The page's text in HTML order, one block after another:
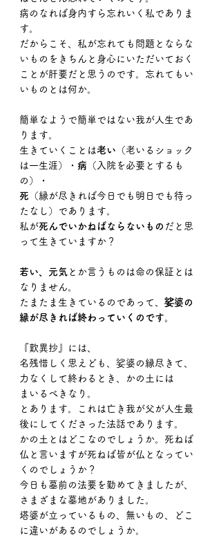
病のなれば身内すら忘れいく私でありま
す。
だからこそ、私が忘れても問題とならな
いものをきちんと身心にいただいておく
ことが肝要だと思うのです。忘れてもい
いものとは何か。
簡単なようで簡単ではない我が人生であ
ります。
生きていくことは老い （老いるショック
は一生涯）・ 病 （入院を必要とするも
の）・
死 （縁が尽きれば今日でも明日でも待っ
たなし）であります。
私が死んでいかねばならないもの だと思
って生きていますか？
若い、元気 とか言うものは命の保証とは
なりません。
たまたま生きているのであって、 娑婆の
縁が尽きれば終わっていくのです。
『歎異抄』には、
名残惜しく思えども、娑婆の縁尽きて、
力なくして終わるとき、かの土には
まいるべきなり。
とあります。これは亡き我が父が人生最
後にしてくださった法話であります。
かの土とはどこなのでしょうか。死ねば
仏と言いますが死ねば皆が仏となってい
くのでしょうか？
今日も墓前の法要を勤めてきましたが、
さまざまな墓地がありました。
塔婆が立っているもの、無いもの、どこ
に違いがあるのでしょうか。